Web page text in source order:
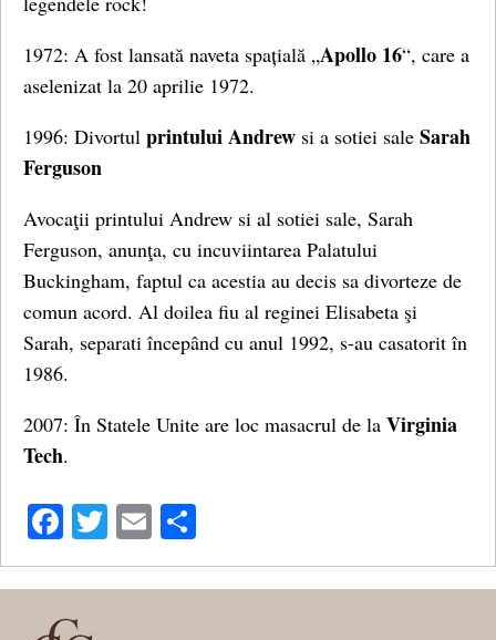
1972: A fost lansată naveta spațială „Apollo 16“, care a
aselenizat la 20 aprilie 1972.
1996: Divortul printului Andrew si a sotiei sale Sarah
Ferguson
Avocaţii printului Andrew si al sotiei sale, Sarah
Ferguson, anunţa, cu incuviintarea Palatului
Buckingham, faptul ca acestia au decis sa divorteze de
comun acord. Al doilea fiu al reginei Elisabeta şi
Sarah, separati începând cu anul 1992, s-au casatorit în
1986.
2007: În Statele Unite are loc masacrul de la Virginia
Tech.
Facebook
Twitter
Email